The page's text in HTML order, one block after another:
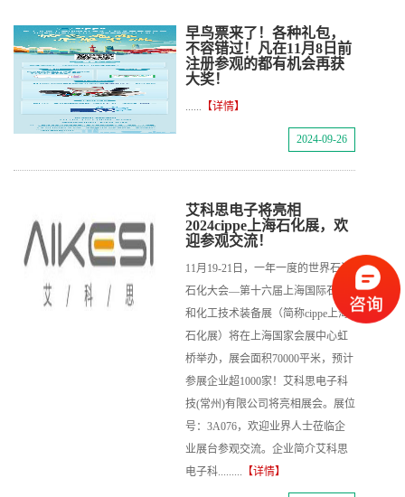
早鸟票来了！各种礼包，
不容错过！凡在11月8日前
注册参观的都有机会再获
大奖！
...... 【详情】
2024-09-26
艾科思电子将亮相
2024cippe上海石化展，欢
迎参观交流！
11月19-21日，一年一度的世界石油
石化大会—第十六届上海国际石油
和化工技术装备展（简称cippe上海
石化展）将在上海国家会展中心虹
桥举办，展会面积70000平米，预计
参展企业超1000家！艾科思电子科
技(常州)有限公司将亮相展会。展位
号：3A076，欢迎业界人士莅临企
业展台参观交流。企业简介艾科思
电子科......... 【详情】